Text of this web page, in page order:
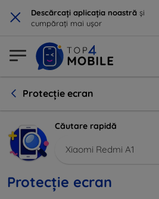
× Descărcați aplicația noastră și
cumpărați mai ușor
Protecție ecran
Căutare rapidă
Xiaomi Redmi A1
Protecție ecran